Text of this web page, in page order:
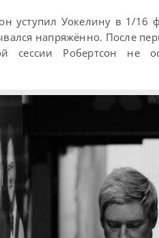
уступил Уокелину в 1/16
напряжённо. После
сессии Робертсон не